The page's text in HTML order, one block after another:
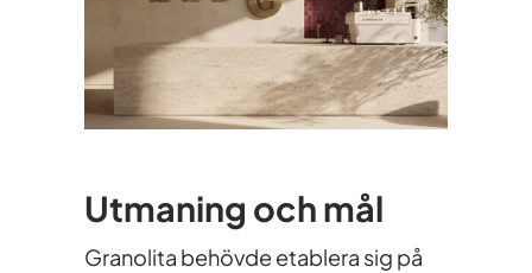
Utmaning och mål
Granolita behövde etablera sig på